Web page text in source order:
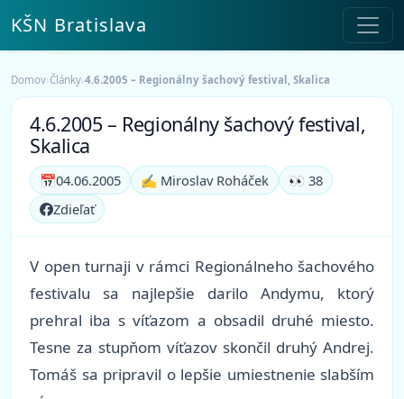
KŠN Bratislava
Domov›Články›4.6.2005 – Regionálny šachový festival, Skalica
4.6.2005 – Regionálny šachový festival,
Skalica
📅04.06.2005 ✍️ Miroslav Roháček
👀 38
Zdieľať
V open turnaji v rámci Regionálneho šachového
festivalu sa najlepšie darilo Andymu, ktorý
prehral iba s víťazom a obsadil druhé miesto.
Tesne za stupňom víťazov skončil druhý Andrej.
Tomáš sa pripravil o lepšie umiestnenie slabším